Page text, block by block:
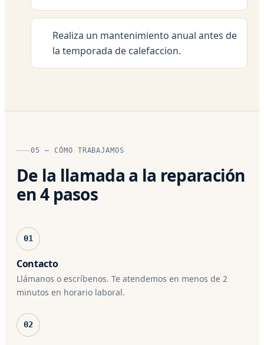
Realiza un mantenimiento anual antes de
la temporada de calefaccion.
05 — CÓMO TRABAJAMOS
De la llamada a la reparación
en 4 pasos
01
Contacto
Llámanos o escríbenos. Te atendemos en menos de 2
minutos en horario laboral.
02